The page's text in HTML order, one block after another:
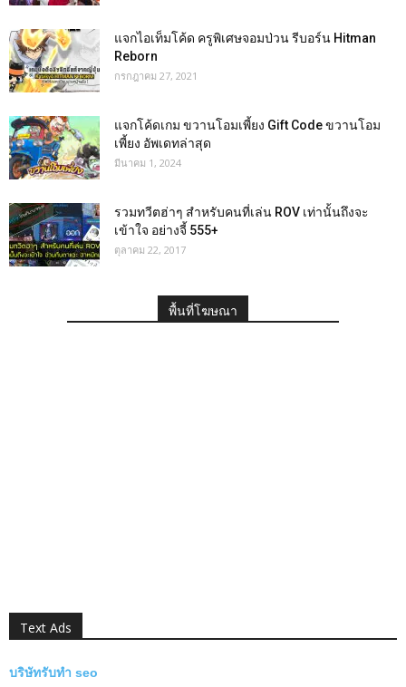
แจกไอเท็มโค้ด ครูพิเศษจอมป่วน รีบอร์น Hitman
Reborn
กรกฎาคม 27, 2021
แจกโค้ดเกม ขวานโอมเพี้ยง Gift Code ขวานโอม
เพี้ยง อัพเดทล่าสุด
มีนาคม 1, 2024
รวมทวีตฮ่าๆ สำหรับคนที่เล่น ROV เท่านั้นถึงจะ
เข้าใจ อย่างจี้ 555+
ตุลาคม 22, 2017
พื้นที่โฆษณา
Text Ads
บริษัทรับทำ seo